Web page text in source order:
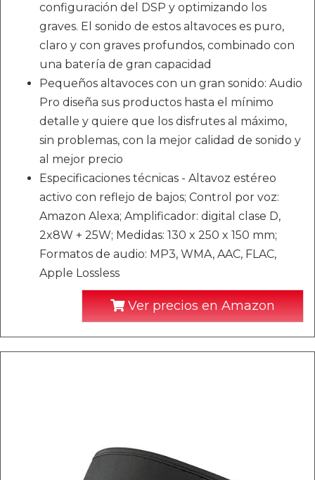
configuración del DSP y optimizando los
graves. El sonido de estos altavoces es puro,
claro y con graves profundos, combinado con
una batería de gran capacidad
Pequeños altavoces con un gran sonido: Audio
Pro diseña sus productos hasta el mínimo
detalle y quiere que los disfrutes al máximo,
sin problemas, con la mejor calidad de sonido y
al mejor precio
Especificaciones técnicas - Altavoz estéreo
activo con reflejo de bajos; Control por voz:
Amazon Alexa; Amplificador: digital clase D,
2x8W + 25W; Medidas: 130 x 250 x 150 mm;
Formatos de audio: MP3, WMA, AAC, FLAC,
Apple Lossless
Ver precios en Amazon